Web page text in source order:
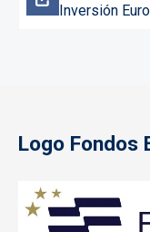
Inversión
Logo Fondos